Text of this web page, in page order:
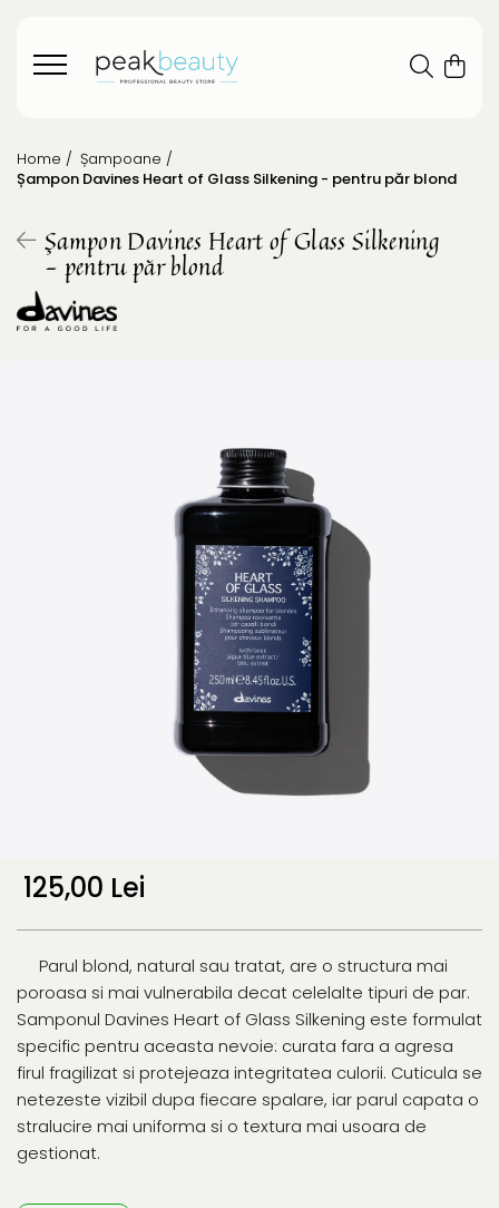
Home / Șampoane /
Șampon Davines Heart of Glass Silkening - pentru păr blond
Șampon Davines Heart of Glass Silkening
- pentru păr blond
125,00 Lei
Parul blond, natural sau tratat, are o structura mai
poroasa si mai vulnerabila decat celelalte tipuri de par.
Samponul Davines Heart of Glass Silkening este formulat
specific pentru aceasta nevoie: curata fara a agresa
firul fragilizat si protejeaza integritatea culorii. Cuticula se
netezeste vizibil dupa fiecare spalare, iar parul capata o
stralucire mai uniforma si o textura mai usoara de
gestionat.